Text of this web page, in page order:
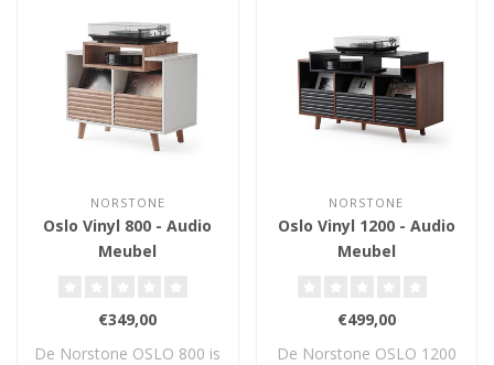
NORSTONE
Oslo Vinyl 800 - Audio
Meubel
€349,00
De Norstone OSLO 800 is
NORSTONE
Oslo Vinyl 1200 - Audio
Meubel
€499,00
De Norstone OSLO 1200